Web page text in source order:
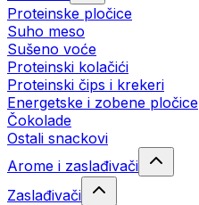
Proteinske pločice
Suho meso
Sušeno voće
Proteinski kolačići
Proteinski čips i krekeri
Energetske i zobene pločice
Čokolade
Ostali snackovi
Arome i zaslađivači
Zaslađivači